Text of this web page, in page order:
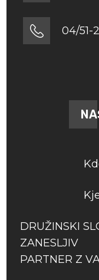
04/51-
DRUŽINSKI
ZANESLJIV
PARTNER Z